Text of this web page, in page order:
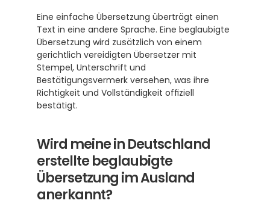
Eine einfache Übersetzung überträgt einen
Text in eine andere Sprache. Eine beglaubigte
Übersetzung wird zusätzlich von einem
gerichtlich vereidigten Übersetzer mit
Stempel, Unterschrift und
Bestätigungsvermerk versehen, was ihre
Richtigkeit und Vollständigkeit offiziell
bestätigt.
Wird meine in Deutschland
erstellte beglaubigte
Übersetzung im Ausland
anerkannt?